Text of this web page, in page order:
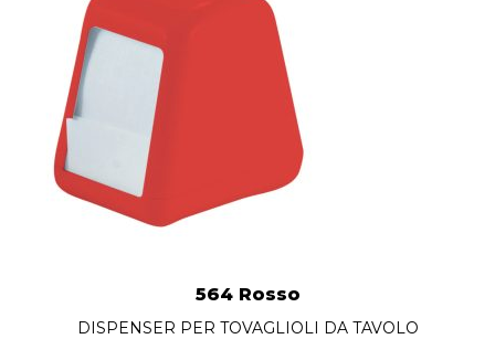
564 Rosso
DISPENSER PER TOVAGLIOLI DA TAVOLO